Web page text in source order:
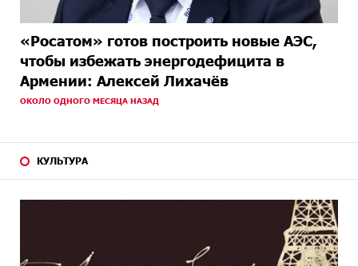
«Росатом» готов построить новые АЭС,
чтобы избежать энергодефицита в
Армении: Алексей Лихачёв
ОКОЛО ОДНОГО МЕСЯЦА НАЗАД
КУЛЬТУРА